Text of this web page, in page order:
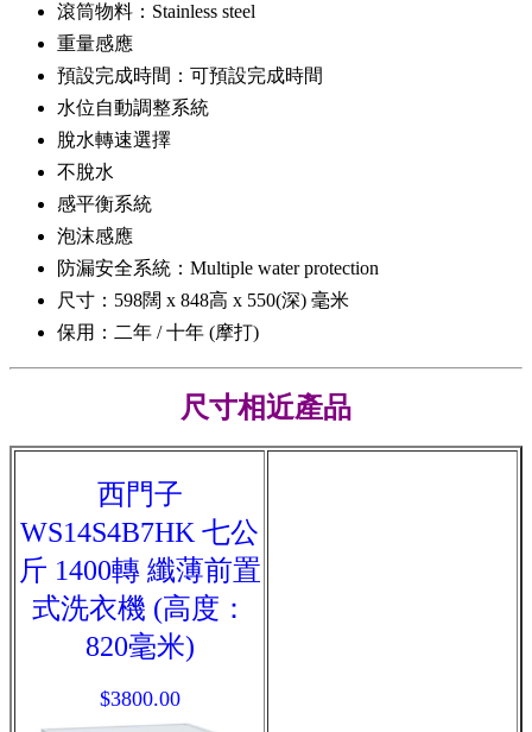
滾筒物料：Stainless steel
重量感應
預設完成時間：可預設完成時間
水位自動調整系統
脫水轉速選擇
不脫水
感平衡系統
泡沫感應
防漏安全系統：Multiple water protection
尺寸：598闊 x 848高 x 550(深) 毫米
保用：二年 / 十年 (摩打)
尺寸相近產品
西門子
WS14S4B7HK 七公
斤 1400轉 纖薄前置
式洗衣機 (高度：
820毫米)
$3800.00